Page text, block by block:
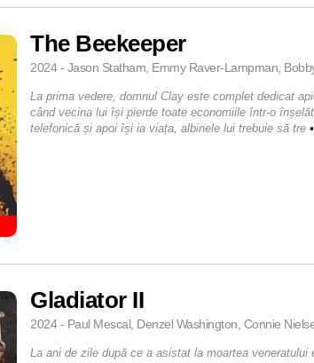
The Beekeeper
2024 - Jason Statham, Emmy Raver-Lampman,
La prima vedere, domnul Clay este complet dedicat
când vecina lui își pierde toate economiile într-o
telefonică și apoi își ia viața, albinele lui trebuie să tre
Gladiator II
2024 - Paul Mescal, Denzel Washington, Connie
La ani de zile după ce a asistat la moartea veneratului